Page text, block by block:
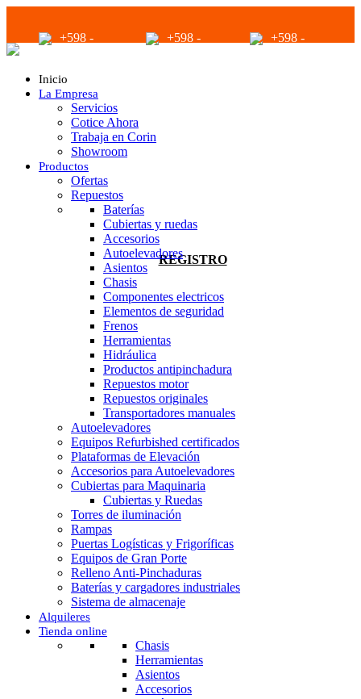
+598 -
2294 2040
+598 - +598 -
infoventas@corinrentup.com.uy
ACCEDER
REGISTRO
Inicio
La Empresa
Servicios
Cotice Ahora
Trabaja en Corin
Showroom
Productos
Ofertas
Repuestos
Baterías
Cubiertas y ruedas
Accesorios
Autoelevadores
Asientos
Chasis
Componentes electricos
Elementos de seguridad
Frenos
Herramientas
Hidráulica
Productos antipinchadura
Repuestos motor
Repuestos originales
Transportadores manuales
Autoelevadores
Equipos Refurbished certificados
Plataformas de Elevación
Accesorios para Autoelevadores
Cubiertas para Maquinaria
Cubiertas y Ruedas
Torres de iluminación
Rampas
Puertas Logísticas y Frigoríficas
Equipos de Gran Porte
Relleno Anti-Pinchaduras
Baterías y cargadores industriales
Sistema de almacenaje
Alquileres
Tienda online
Chasis
Herramientas
Asientos
Accesorios